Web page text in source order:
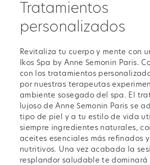
Tratamientos
personalizados
Revitaliza tu cuerpo y mente con
Ikos Spa by Anne Semonin Paris.
con los tratamientos
por nuestras terapeutas
ambiente sosegado del spa. El
lujoso de Anne Semonin Paris se
tipo de piel y a tu estilo de vida
siempre ingredientes naturales,
aceites esenciales más refinados
nutritivos. Una vez acabada la
resplandor saludable te dominará